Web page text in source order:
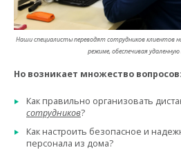
Наши специалисты переводят сотрудников клиентов
режиме, обеспечивая
Но возникает множество вопросов:
Как правильно организовать
сотрудников?
Как настроить безопасное и
персонала из дома?